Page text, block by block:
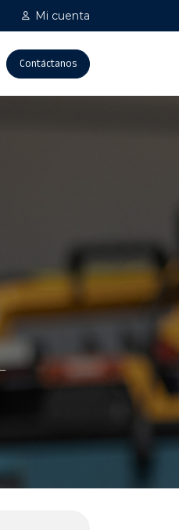
Mi cuenta
Contáctanos